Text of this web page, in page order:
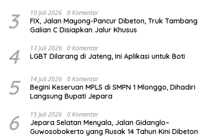
3 10 Juli 2026 0 Komentar
FIX, Jalan Mayong-Pancur Dibeton, Truk Tambang
Galian C Disiapkan Jalur Khusus
4 13 Juli 2026 0 Komentar
LGBT Dilarang di Jateng, Ini Aplikasi untuk Boti
5 14 Juli 2026 0 Komentar
Begini Keseruan MPLS di SMPN 1 Mlonggo, Dihadiri
Langsung Bupati Jepara
6 15 Juli 2026 0 Komentar
Jepara Selatan Menyala, Jalan Gidanglo–
Guwosobokerto yang Rusak 14 Tahun Kini Dibeton